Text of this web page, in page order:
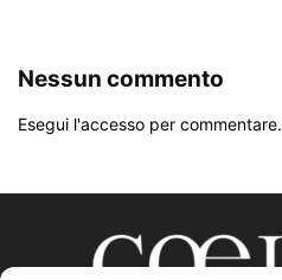
Nessun commento
Esegui l'accesso per commentare.